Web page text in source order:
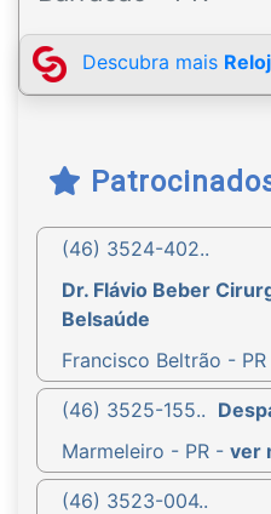
Descubra mais
(46) 3524-402..
Dr. Flávio Beber
Belsaúde
Francisco Beltrão -
(46) 3525-155..
Marmeleiro - PR - ver
(46) 3523-004..